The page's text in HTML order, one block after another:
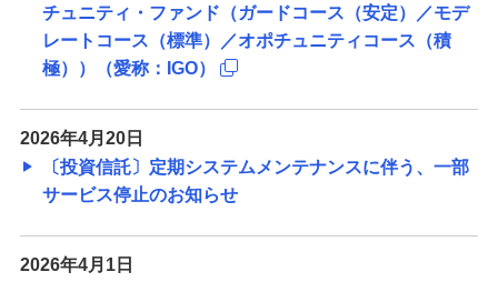
チュニティ・ファンド（ガードコース（安定）／モデ
レートコース（標準）／オポチュニティコース（積
極））（愛称：IGO）
2026年4月20日
〔投資信託〕定期システムメンテナンスに伴う、一部
サービス停止のお知らせ
2026年4月1日